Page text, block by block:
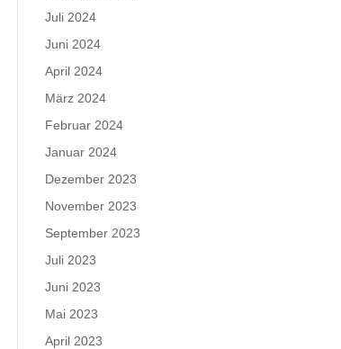
Juli 2024
Juni 2024
April 2024
März 2024
Februar 2024
Januar 2024
Dezember 2023
November 2023
September 2023
Juli 2023
Juni 2023
Mai 2023
April 2023